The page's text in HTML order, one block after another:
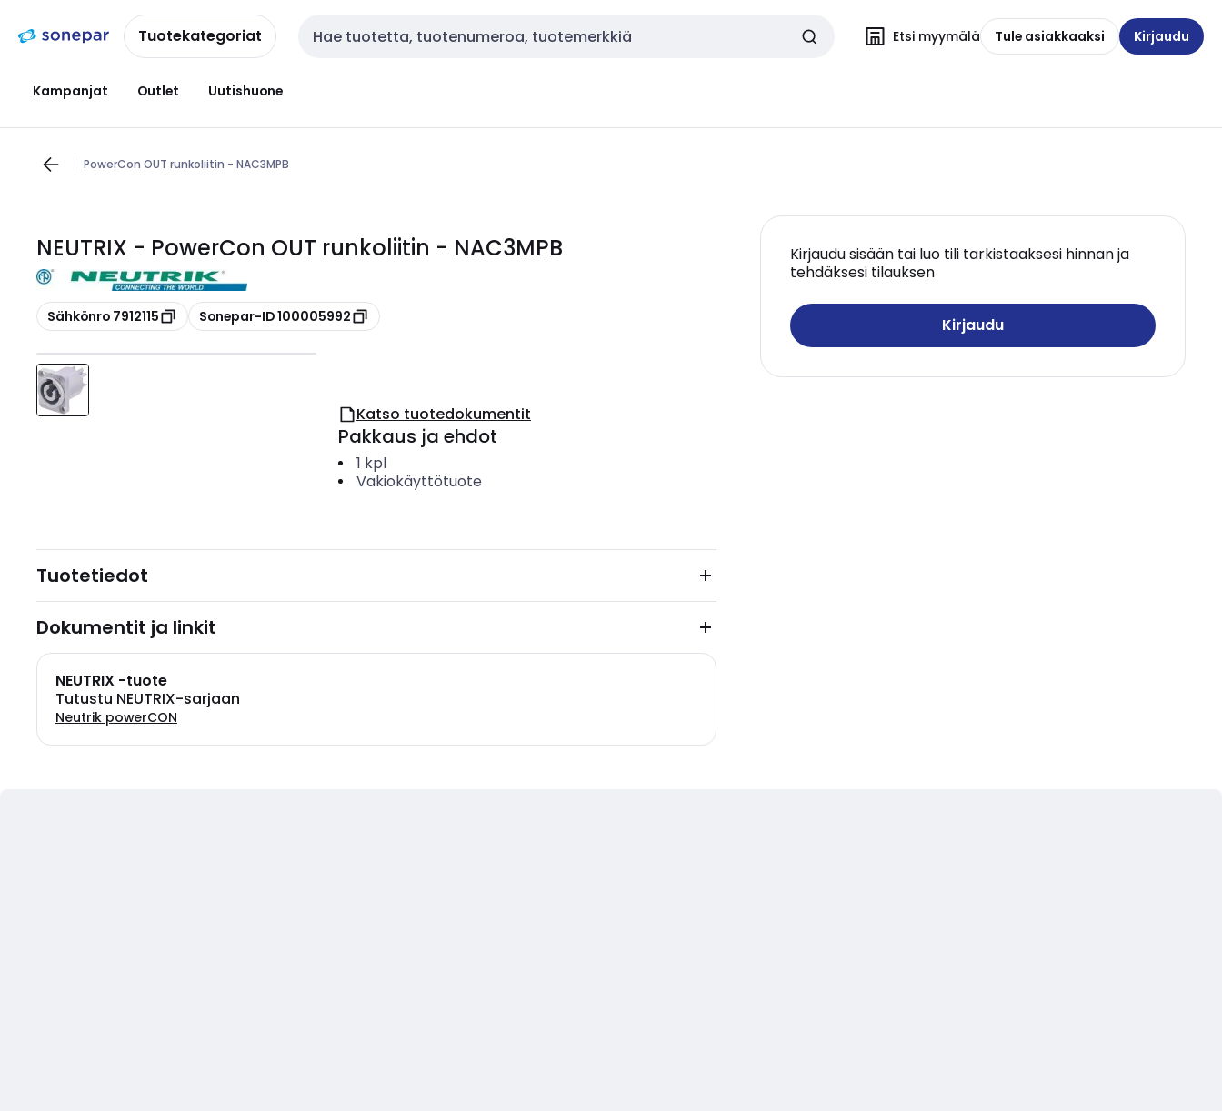
navigointiinsisältöönTuotekategoriat Haku Etsi myymälä Tule asiakkaaksi Kirjaudu
Kampanjat Outlet Uutishuone
PowerCon OUT runkoliitin - NAC3MPB
NEUTRIX - PowerCon OUT runkoliitin - NAC3MPB
Kopioi
Sähkönro 7912115 Kopioi
Sonepar-ID 100005992
Kirjaudu sisään tai luo tili tarkistaaksesi hinnan ja
tehdäksesi tilauksen
Kirjaudu
Katso tuotedokumentit
Pakkaus ja ehdot
1 kpl
Vakiokäyttötuote
Tuotetiedot
Dokumentit ja linkit
NEUTRIX -tuote
Tutustu NEUTRIX-sarjaan
Neutrik powerCON